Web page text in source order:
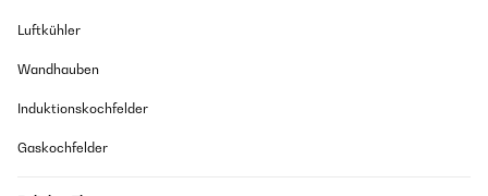
Luftkühler
Wandhauben
Induktionskochfelder
Gaskochfelder